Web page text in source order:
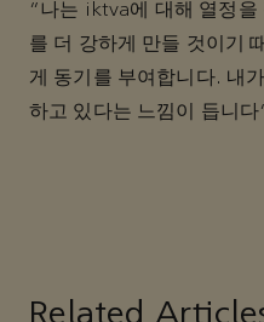
“나는 iktva에 대해 열정
를 더 강하게 만들 것이기
게 동기를 부여합니다. 내
하고 있다는 느낌이 듭니